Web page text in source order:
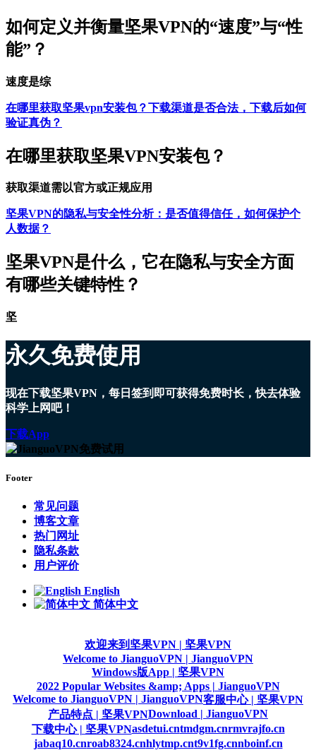
如何定义并衡量坚果VPN的“速度”与“性
能”？
速度是综
在哪里获取坚果vpn安装包？下载渠道是否合法，下载后如何
验证真伪？
在哪里获取坚果VPN安装包？
获取渠道需以官方或正规应用
坚果VPN的隐私与安全性分析：是否值得信任，如何保护个
人数据？
坚果VPN是什么，它在隐私与安全方面
有哪些关键特性？
坚
永久免费使用
现在下载坚果VPN，每日签到即可获得免费时长，快去体验
科学上网吧！
下载App
Footer
常见问题
博客文章
热门网址
隐私条款
用户评价
English
简体中文
欢迎来到坚果VPN | 坚果VPN
Welcome to JianguoVPN | JianguoVPN
Windows版App | 坚果VPN
2022 Popular Websites &amp; Apps | JianguoVPN
Welcome to JianguoVPN | JianguoVPN客服中心 | 坚果VPN
产品特点 | 坚果VPNDownload | JianguoVPN
下载中心 | 坚果VPNasdetui.cntmdgm.cnrmvrajfo.cn
jabaq10.cnroab8324.cnhlytmp.cnt9v1fg.cnnboinf.cn